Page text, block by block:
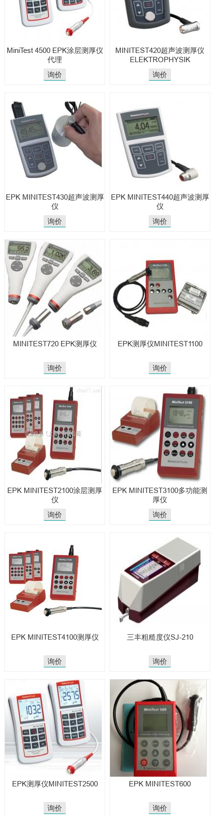
MiniTest 4500 EPK涂层测厚仪
代理
询价
MINITEST420超声波测厚仪
ELEKTROPHYSIK
询价
EPK MINITEST430超声波测厚
仪
询价
EPK MINITEST440超声波测厚
仪
询价
MINITEST720 EPK测厚仪
询价
EPK测厚仪MINITEST1100
询价
EPK MINITEST2100涂层测厚
仪
询价
EPK MINITEST3100多功能测
厚仪
询价
EPK MINITEST4100测厚仪
询价
三丰粗糙度仪SJ-210
询价
EPK测厚仪MINITEST2500
询价
EPK MINITEST600
询价